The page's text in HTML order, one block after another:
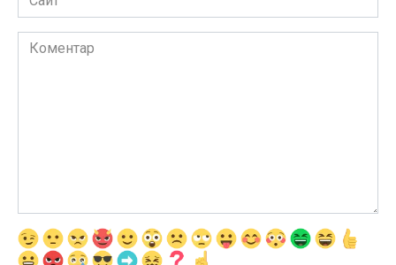
Коментар